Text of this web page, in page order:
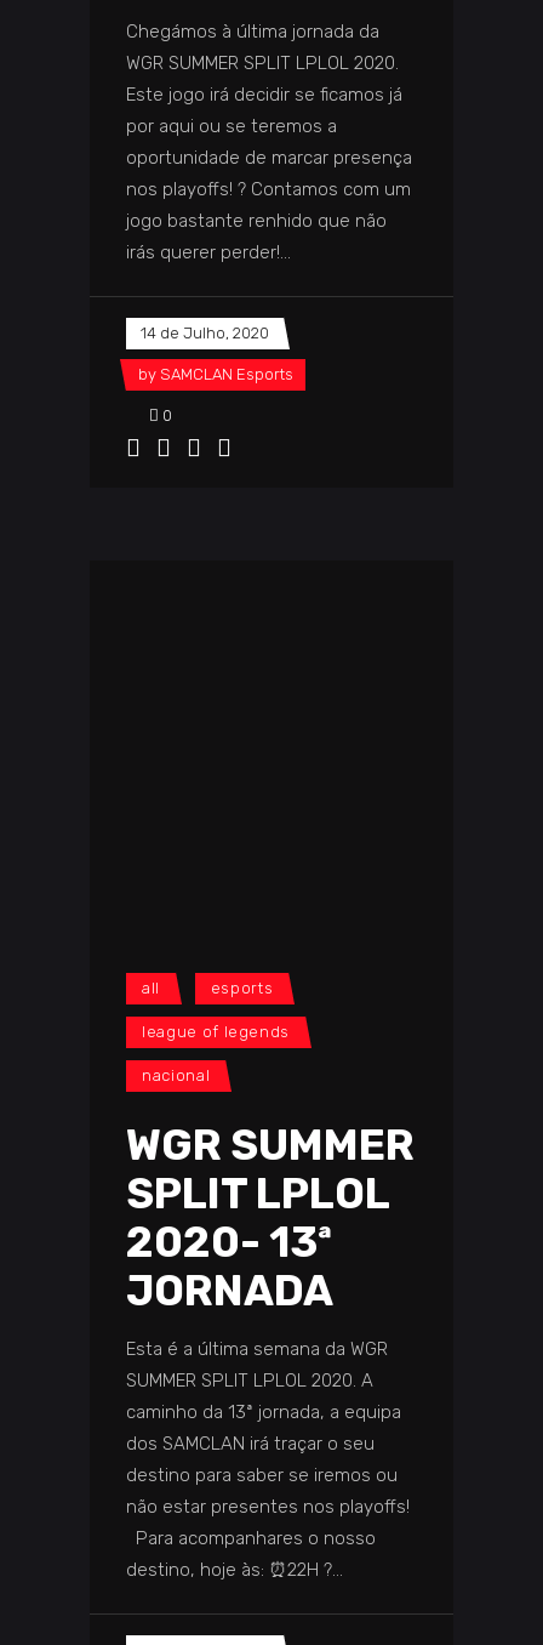
Chegámos à última jornada da
WGR SUMMER SPLIT LPLOL 2020.
Este jogo irá decidir se ficamos já
por aqui ou se teremos a
oportunidade de marcar presença
nos playoffs! ? Contamos com um
jogo bastante renhido que não
irás querer perder!
14 de Julho, 2020
by SAMCLAN Esports
0
all esports
league of legends
nacional
WGR SUMMER
SPLIT LPLOL
2020- 13ª
JORNADA
Esta é a última semana da WGR
SUMMER SPLIT LPLOL 2020. A
caminho da 13ª jornada, a equipa
dos SAMCLAN irá traçar o seu
destino para saber se iremos ou
não estar presentes nos playoffs!
Para acompanhares o nosso
destino, hoje às: ⏰22H ?